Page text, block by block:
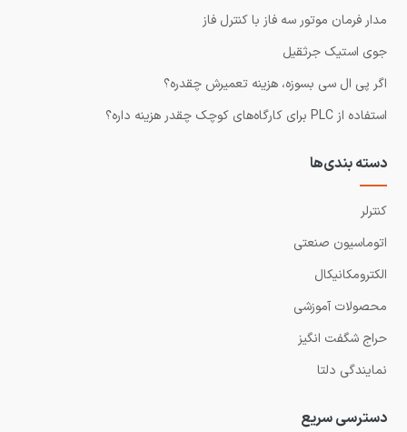
مدار فرمان موتور سه فاز با کنترل فاز
جوی استیک جرثقیل
اگر پی ال سی بسوزه، هزینه تعمیرش چقدره؟
استفاده از PLC برای کارگاه‌های کوچک چقدر هزینه داره؟
دسته بندی‌ها
کنترلر
اتوماسیون صنعتی
الکترومکانیکال
محصولات آموزشی
حراج شگفت انگیز
نمایندگی دلتا
دسترسی سریع